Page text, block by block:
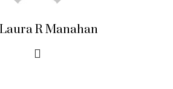
R Manahan